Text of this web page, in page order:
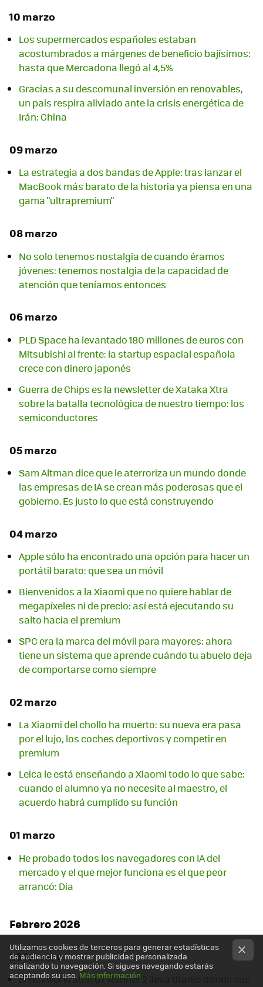
10 marzo
Los supermercados españoles estaban
acostumbrados a márgenes de beneficio bajísimos:
hasta que Mercadona llegó al 4,5%
Gracias a su descomunal inversión en renovables,
un país respira aliviado ante la crisis energética de
Irán: China
09 marzo
La estrategia a dos bandas de Apple: tras lanzar el
MacBook más barato de la historia ya piensa en una
gama "ultrapremium"
08 marzo
No solo tenemos nostalgia de cuando éramos
jóvenes: tenemos nostalgia de la capacidad de
atención que teníamos entonces
06 marzo
PLD Space ha levantado 180 millones de euros con
Mitsubishi al frente: la startup espacial española
crece con dinero japonés
Guerra de Chips es la newsletter de Xataka Xtra
sobre la batalla tecnológica de nuestro tiempo: los
semiconductores
05 marzo
Sam Altman dice que le aterroriza un mundo donde
las empresas de IA se crean más poderosas que el
gobierno. Es justo lo que está construyendo
04 marzo
Apple sólo ha encontrado una opción para hacer un
portátil barato: que sea un móvil
Bienvenidos a la Xiaomi que no quiere hablar de
megapíxeles ni de precio: así está ejecutando su
salto hacia el premium
SPC era la marca del móvil para mayores: ahora
tiene un sistema que aprende cuándo tu abuelo deja
de comportarse como siempre
02 marzo
La Xiaomi del chollo ha muerto: su nueva era pasa
por el lujo, los coches deportivos y competir en
premium
Leica le está enseñando a Xiaomi todo lo que sabe:
cuando el alumno ya no necesite al maestro, el
acuerdo habrá cumplido su función
01 marzo
He probado todos los navegadores con IA del
mercado y el que mejor funciona es el que peor
arrancó: Dia
Febrero 2026
26 febrero
El Huawei Watch GT Runner 2 lleva titanio donde sus
Utilizamos cookies de terceros para generar estadísticas
de audiencia y mostrar publicidad personalizada
analizando tu navegación. Si sigues navegando estarás
aceptando su uso.Más información